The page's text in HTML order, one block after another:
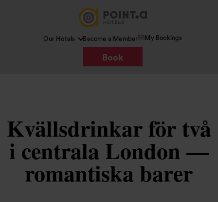
Our Hotels Become a Member My Bookings
Book
Kvällsdrinkar för två
i centrala London —
romantiska barer